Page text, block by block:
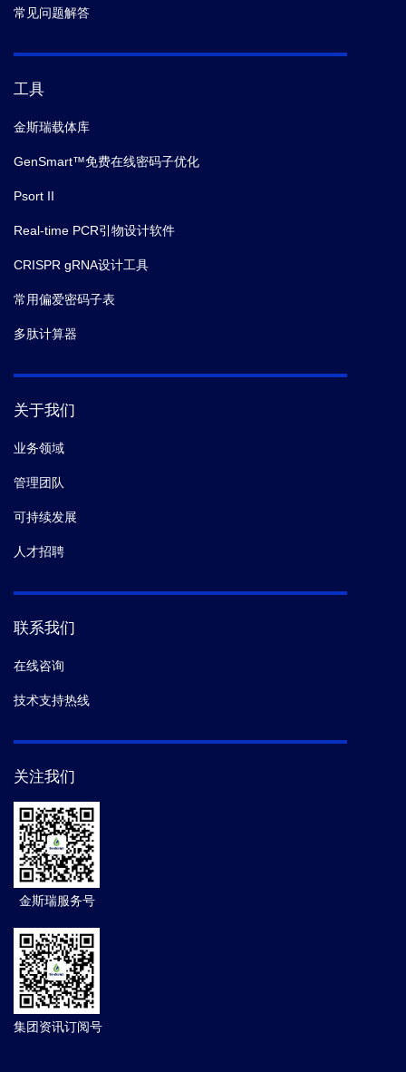
常见问题解答
工具
金斯瑞载体库
GenSmart™免费在线密码子优化
Psort II
Real-time PCR引物设计软件
CRISPR gRNA设计工具
常用偏爱密码子表
多肽计算器
关于我们
业务领域
管理团队
可持续发展
人才招聘
联系我们
在线咨询
技术支持热线
关注我们
金斯瑞服务号
集团资讯订阅号